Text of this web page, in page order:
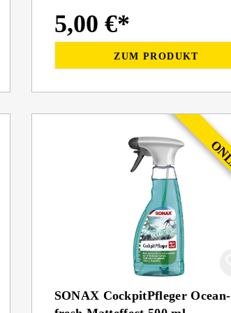
5,00 €*
ZUM PRODUKT
SONAX CockpitPfleger Ocean-